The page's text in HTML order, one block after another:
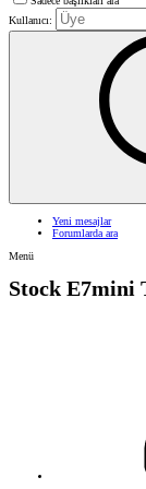
Kullanıcı:
Yeni mesajlar
Forumlarda ara
Menü
Stock E7mini